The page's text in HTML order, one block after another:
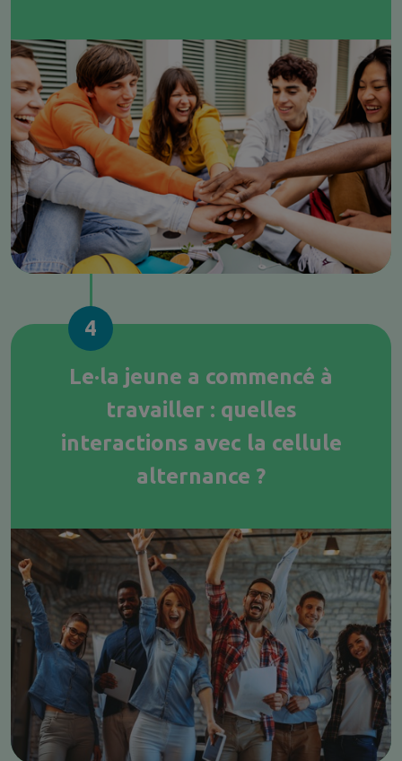
4
Le·la jeune a commencé à
travailler : quelles
interactions avec la cellule
alternance ?